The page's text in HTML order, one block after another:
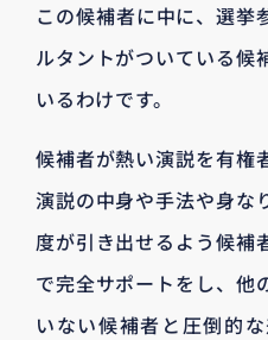
この候補者に中に、選挙
ルタントがついている候
いるわけです。
候補者が熱い演説を有権
演説の中身や手法や身な
度が引き出せるよう候補
で完全サポートをし、他
いない候補者と圧倒的